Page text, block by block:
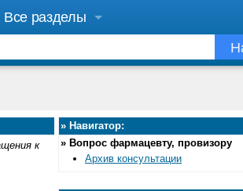
Все разделы
к
» Навигатор:
» Вопрос фармацевту, провизору
Архив консультации